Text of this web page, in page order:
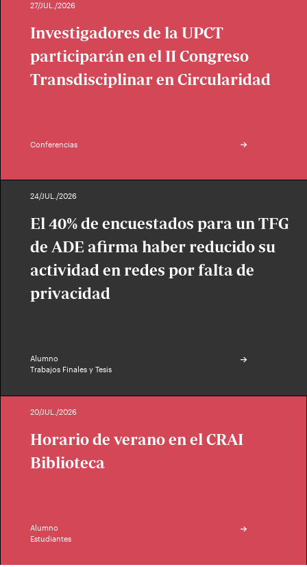
27/JUL./2026
Investigadores de la UPCT
participarán en el II Congreso
Transdisciplinar en Circularidad
Conferencias
24/JUL./2026
El 40% de encuestados para un TFG
de ADE afirma haber reducido su
actividad en redes por falta de
privacidad
Alumno
Trabajos Finales y Tesis
20/JUL./2026
Horario de verano en el CRAI
Biblioteca
Alumno
Estudiantes